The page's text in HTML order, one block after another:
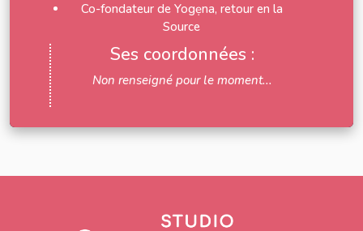
Co-fondateur de Yogẹna, retour en la
Source
Ses coordonnées :
Non renseigné pour le moment...